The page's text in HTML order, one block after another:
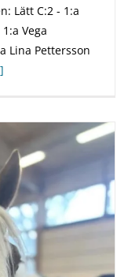
Lätt C:2 - 1:a
Vega
Lina Pettersson